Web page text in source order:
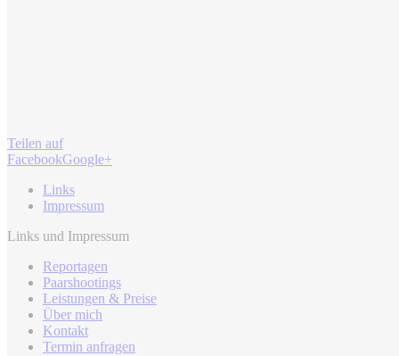
Teilen auf
FacebookGoogle+
Links
Impressum
Links und Impressum
Reportagen
Paarshootings
Leistungen & Preise
Über mich
Kontakt
Termin anfragen